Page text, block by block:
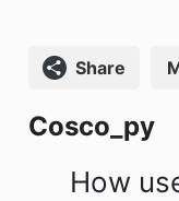
Compartir
Cosco_py
How